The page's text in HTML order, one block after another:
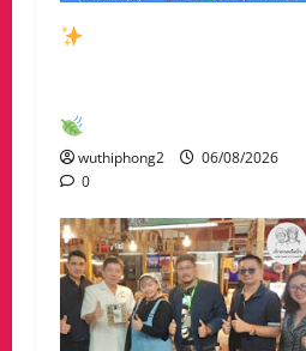
wuthiphong2
06/08/2026
0